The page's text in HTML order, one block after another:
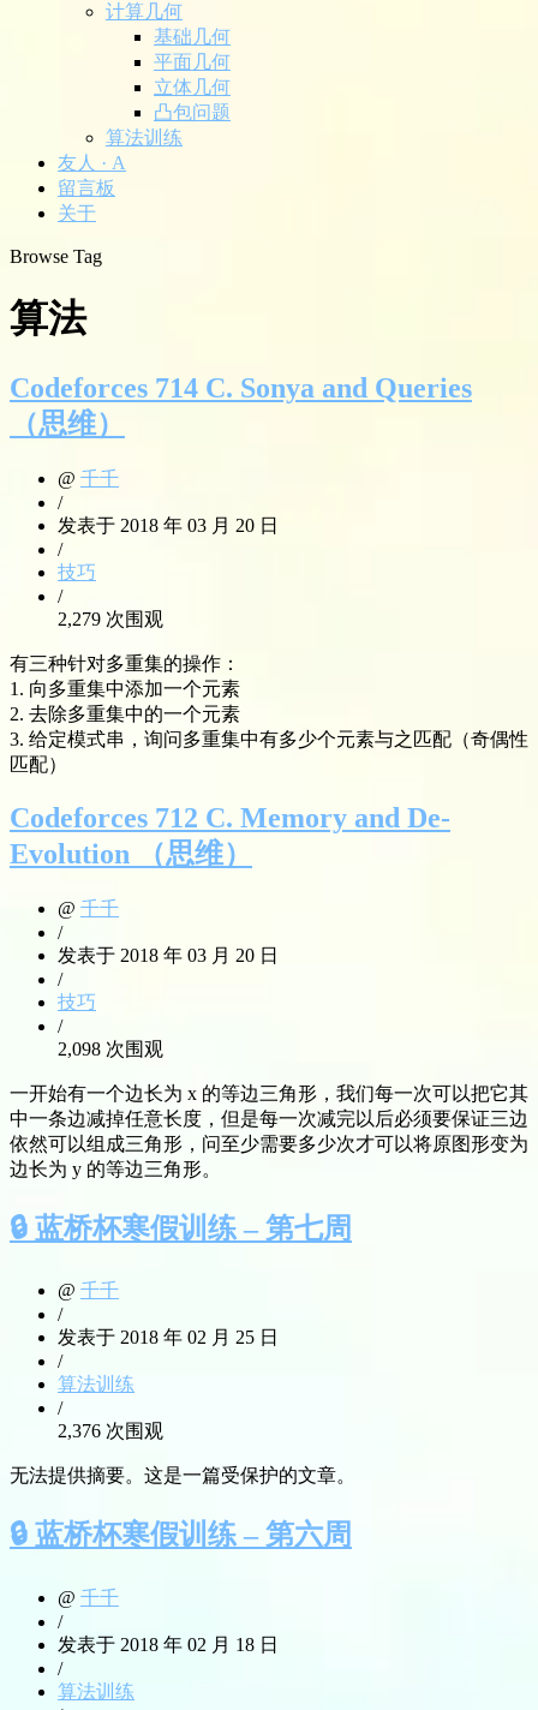
计算几何
基础几何
平面几何
立体几何
凸包问题
算法训练
友人 · A
留言板
关于
Browse Tag
算法
Codeforces 714 C. Sonya and Queries
（思维）
@ 千千
/
发表于 2018 年 03 月 20 日
/
技巧
/
2,279 次围观
有三种针对多重集的操作：
1. 向多重集中添加一个元素
2. 去除多重集中的一个元素
3. 给定模式串，询问多重集中有多少个元素与之匹配（奇偶性
匹配）
Codeforces 712 C. Memory and De-
Evolution （思维）
@ 千千
/
发表于 2018 年 03 月 20 日
/
技巧
/
2,098 次围观
一开始有一个边长为 x 的等边三角形，我们每一次可以把它其
中一条边减掉任意长度，但是每一次减完以后必须要保证三边
依然可以组成三角形，问至少需要多少次才可以将原图形变为
边长为 y 的等边三角形。
🔒 蓝桥杯寒假训练 – 第七周
@ 千千
/
发表于 2018 年 02 月 25 日
/
算法训练
/
2,376 次围观
无法提供摘要。这是一篇受保护的文章。
🔒 蓝桥杯寒假训练 – 第六周
@ 千千
/
发表于 2018 年 02 月 18 日
/
算法训练